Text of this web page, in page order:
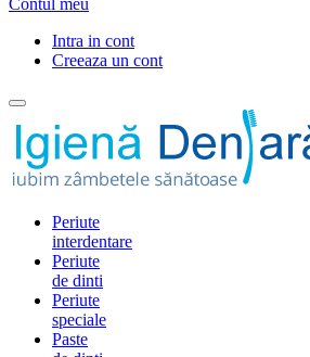
Contul meu
Intra in cont
Creeaza un cont
Periute
interdentare
Periute
de dinti
Periute
speciale
Paste